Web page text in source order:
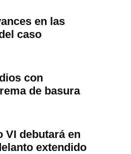
en las
caso
con
de basura
VI debutará en
extendido